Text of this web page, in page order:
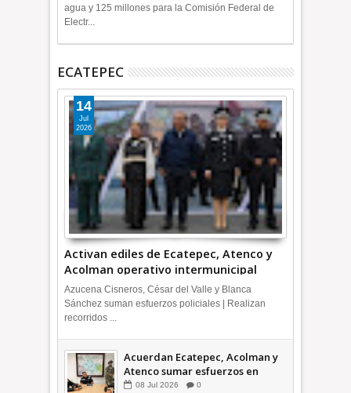
agua y 125 millones para la Comisión Federal de
Electr...
ECATEPEC
Activan ediles de Ecatepec, Atenco y
Acolman operativo intermunicipal
14
Jul
2026
Azucena Cisneros, César del Valle y Blanca
Sánchez suman esfuerzos policiales | Realizan
recorridos ...
Acuerdan Ecatepec, Acolman y
Atenco sumar esfuerzos en
seguridad
08 Jul 2026 0